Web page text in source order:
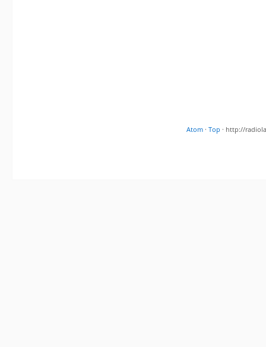
Atom · Top · http://